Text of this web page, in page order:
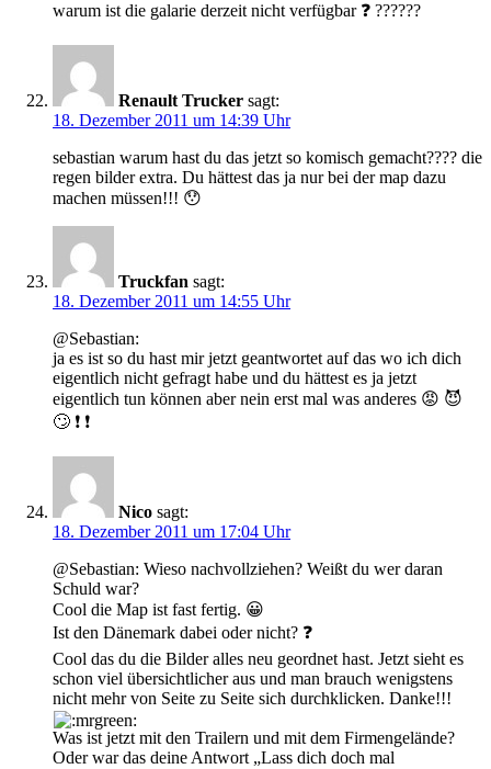
warum ist die galarie derzeit nicht verfügbar ❓ ??????
Renault Trucker sagt:
18. Dezember 2011 um 14:39 Uhr
sebastian warum hast du das jetzt so komisch gemacht???? die
regen bilder extra. Du hättest das ja nur bei der map dazu
machen müssen!!! 😯
Truckfan sagt:
18. Dezember 2011 um 14:55 Uhr
@Sebastian:
ja es ist so du hast mir jetzt geantwortet auf das wo ich dich
eigentlich nicht gefragt habe und du hättest es ja jetzt
eigentlich tun können aber nein erst mal was anderes 😡 😈
🙄 ❗ ❗
Nico sagt:
18. Dezember 2011 um 17:04 Uhr
@Sebastian: Wieso nachvollziehen? Weißt du wer daran
Schuld war?
Cool die Map ist fast fertig. 😀
Ist den Dänemark dabei oder nicht? ❓
Cool das du die Bilder alles neu geordnet hast. Jetzt sieht es
schon viel übersichtlicher aus und man brauch wenigstens
nicht mehr von Seite zu Seite sich durchklicken. Danke!!!
Was ist jetzt mit den Trailern und mit dem Firmengelände?
Oder war das deine Antwort „Lass dich doch mal